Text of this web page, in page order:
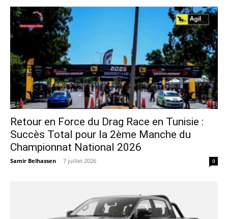
Retour en Force du Drag Race en Tunisie :
Succès Total pour la 2ème Manche du
Championnat National 2026
Samir Belhassen - 7 juillet 2026 0